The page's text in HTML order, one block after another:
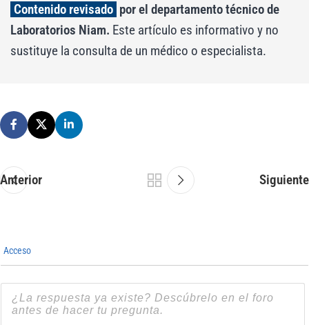
Contenido revisado por el departamento técnico de
Laboratorios Niam. Este artículo es informativo y no
sustituye la consulta de un médico o especialista.
Anterior Siguiente
Acceso